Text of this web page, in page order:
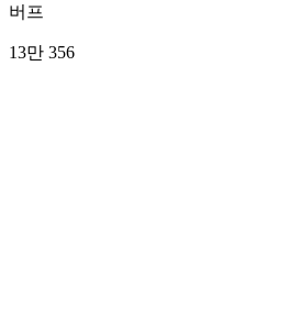
버프
13만 356